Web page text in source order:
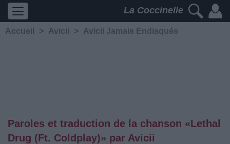
La Coccinelle
Accueil > Avicii > Avicii Jamais Endisqués
Paroles et traduction de la chanson «Lethal
Drug (Ft. Coldplay)» par Avicii